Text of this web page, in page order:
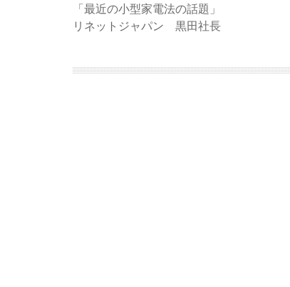
「最近の小型家電法の話題」
リネットジャパン 黒田社長